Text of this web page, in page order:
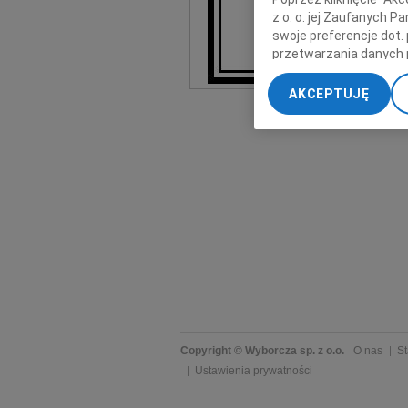
Copyright © Wyborcza sp. z o.o. O nas
Ustawienia prywatności
z o. o. jej Zaufanych
swoje preferencje dot.
przetwarzania danych
„Ustawienia
My, nasi Zaufani
dokładnych danych
Przechowywanie
AKCEPTUJĘ